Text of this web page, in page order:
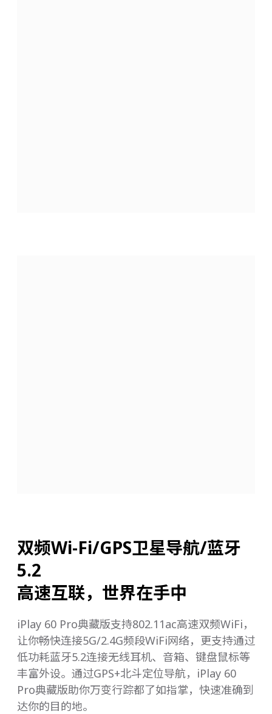
双频Wi-Fi/GPS卫星导航/蓝牙
5.2
高速互联，世界在手中
iPlay 60 Pro典藏版支持802.11ac高速双频WiFi，
让你畅快连接5G/2.4G频段WiFi网络，更支持通过
低功耗蓝牙5.2连接无线耳机、音箱、键盘鼠标等
丰富外设。通过GPS+北斗定位导航，iPlay 60
Pro典藏版助你万变行踪都了如指掌，快速准确到
达你的目的地。